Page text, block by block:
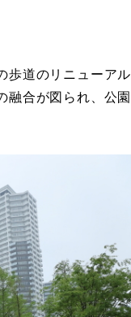
歩道のリニューアル
融合が図られ、公園